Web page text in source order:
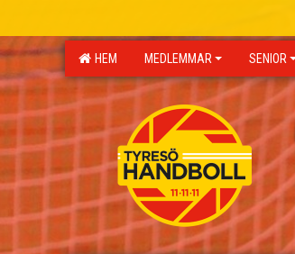
HEM MEDLEMMAR SENIOR